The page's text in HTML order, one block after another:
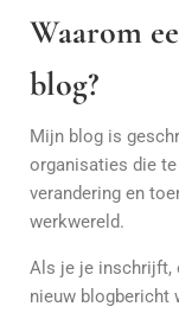
Waarom
blog?
Mijn blog is
organisaties die
verandering en
werkwereld.
Als je je inschrijft,
nieuw blogbericht